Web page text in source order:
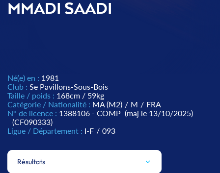
MMADI SAADI
Né(e) en : 1981
Club : Se Pavillons-Sous-Bois
Taille / poids : 168cm / 59kg
Catégorie / Nationalité : MA (M2) / M / FRA
N° de licence : 1388106 - COMP (maj le 13/10/2025)
(CF090333)
Ligue / Département : I-F / 093
Résultats